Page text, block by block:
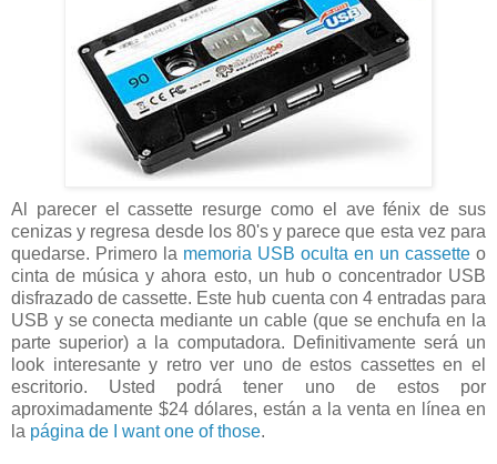
Al parecer el cassette resurge como el ave fénix de sus
cenizas y regresa desde los 80's y parece que esta vez para
quedarse. Primero la memoria USB oculta en un cassette o
cinta de música y ahora esto, un hub o concentrador USB
disfrazado de cassette. Este hub cuenta con 4 entradas para
USB y se conecta mediante un cable (que se enchufa en la
parte superior) a la computadora. Definitivamente será un
look interesante y retro ver uno de estos cassettes en el
escritorio. Usted podrá tener uno de estos por
aproximadamente $24 dólares, están a la venta en línea en
la página de I want one of those.